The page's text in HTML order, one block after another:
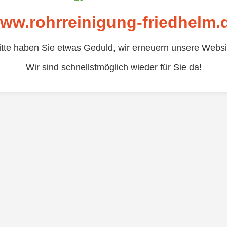
haben Sie etwas Geduld, wir erneuern unsere
Wir sind schnellstmöglich wieder für Sie da!